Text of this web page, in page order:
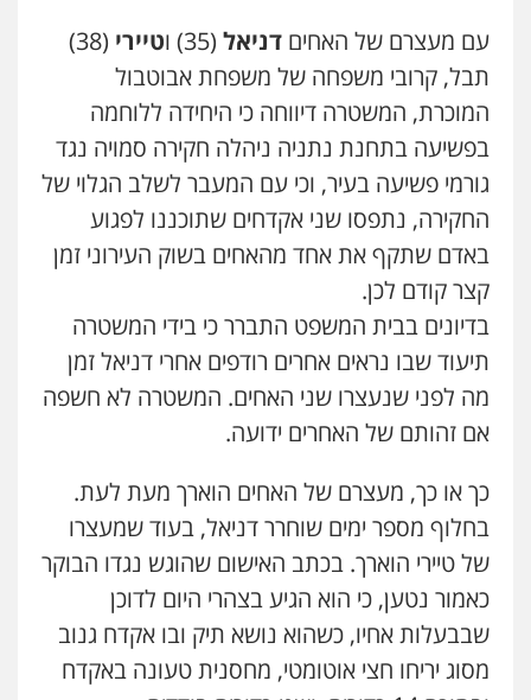
גיל דביר – משרד עורכי דין
פלילי פשיעה כלכלית צווארון לבן
0506217771
סלימאן אבו שעירה – משרד עורכי דין
פלילי בטחוני צבאי נזיקין
0547780927
עו"ד אסף גונן
פלילי פשע חמור תעבורה צבא מעצרים
וחקירות
0542255161
גל דהן – משרד עורך דין פלילי
וחקירות
0544723840
עו"ד ראוף נג'אר
פלילי עורכי דין לענייני אסירים מעצרים
סמים רכוש
0548009246
עם מעצרם של האחים דניאל (35) ו טיירי
(38)
תבל, קרובי משפחה של משפחת אבוטבול
המוכרת, המשטרה דיווחה כי היחידה ללוחמה
בפשיעה בתחנת נתניה ניהלה חקירה סמויה נגד
גורמי פשיעה בעיר, וכי עם המעבר לשלב הגלוי של
החקירה, נתפסו שני אקדחים שתוכננו לפגוע
באדם שתקף את אחד מהאחים בשוק העירוני זמן
קצר קודם לכן.
בדיונים בבית המשפט התברר כי בידי המשטרה
תיעוד שבו נראים אחרים רודפים אחרי דניאל זמן
מה לפני שנעצרו שני האחים. המשטרה לא חשפה
אם זהותם של האחרים ידועה.
כך או כך, מעצרם של האחים הוארך מעת לעת.
בחלוף מספר ימים שוחרר דניאל, בעוד שמעצרו
של טיירי הוארך. בכתב האישום שהוגש נגדו הבוקר
כאמור נטען, כי הוא הגיע בצהרי היום לדוכן
שבבעלות אחיו, כשהוא נושא תיק ובו אקדח גנוב
מסוג יריחו חצי אוטומטי, מחסנית טעונה באקדח
שני אלגרבלי – משרד עורכי דין
פלילי עורכי דין לענייני אסירים תעבורה
0507120031
עו"ד אייל אביטל
פלילי פשיעה חמורה מעצרים וחקירות